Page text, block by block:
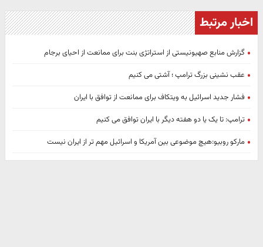
اخبار مرتبط
گزارش منابع صهیونیستی از استراتژی بنت برای ممانعت از احیای برجام
عقب نشینی بزرگ ترامپ ؛ آشتی می کنیم
فشار جدید اسرائیل به ویتکاف برای ممانعت از توافق با ایران
ترامپ: تا یک یا دو هفته دیگر با ایران توافق می کنیم
مارکو روبیو:هیچ موضوعی بین آمریکا و اسرائیل مهم تر از ایران نیست